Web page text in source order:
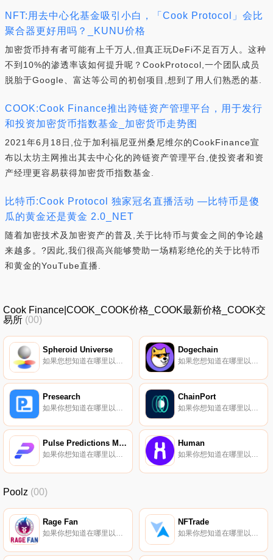
NFT:用去中心化基金吸引小白，「Cook Protocol」会比
聚合器更好用吗？_KUNU价格
加密货币持有者可能有上千万人,但真正玩DeFi不足百万人。这种
不到10%的渗透率该如何提升呢？CookProtocol,一个团队成员
脱胎于Google、富达等公司的初创项目,想到了用人们熟悉的基.
COOK:Cook Finance推出跨链资产管理平台，用于发行
和投资加密货币指数基金_加密货币走势图
2021年6月18日,位于加利福尼亚州桑尼维尔的CookFinance宣
布以太坊主网推出其去中心化的跨链资产管理平台,使投资者和资
产经理更容易获得加密货币指数基金.
比特币:Cook Protocol 独家冠名直播活动 —比特币是傻
瓜的黄金还是黄金 2.0_NET
随着加密技术及加密资产的普及,关于比特币与黄金之间的争论越
来越多。?因此,我们很高兴能够赞助一场精彩绝伦的关于比特币
和黄金的YouTube直播.
Cook Finance|COOK_COOK价格_COOK最新价格_COOK交
易所 (00)
Spheroid Universe
如果您想知道在哪里以当前价格购买Spheroid Universe,目前交易{Spheroid Universe]股票的顶级加密货币交易所是Uniswap（V3）、LATOKEN、Uniswap和1inch Liquidity Protocol。您可以在我们的加密货币交易所页面上找到其他列表.
Dogechain
如果您想知道在哪里以当前价格购买Dogechain,目前交易｛DCnname｝股票的顶级加密货币交易所是DigiFinex、LBank、BitMart、KuCoin和Gate.io。您可以在我们的加密货币交易所页面上找到其他交易所.
Presearch ChainPort
Pulse Predictions Market
如果你想知道在哪里以当前价格购买Pulse Predictions Market,目前交易{Pulse Predictions Market]股票的顶级加密货币交易所是Uniswap（V2）。您可以在我们的加密货币交易所页面上找到其他列表.
Human
如果你想知道在哪里以当前价格购买Human,目前交易{Human]股票的顶级加密货币交易所是BitMart、Gate.io、Bitfinex、CoinEx和LATOKEN。您可以在我们的加密货币交易所页面上找到其他列表。人类议定书促进了捐款的象征化.
Poolz (00)
Rage Fan NFTrade